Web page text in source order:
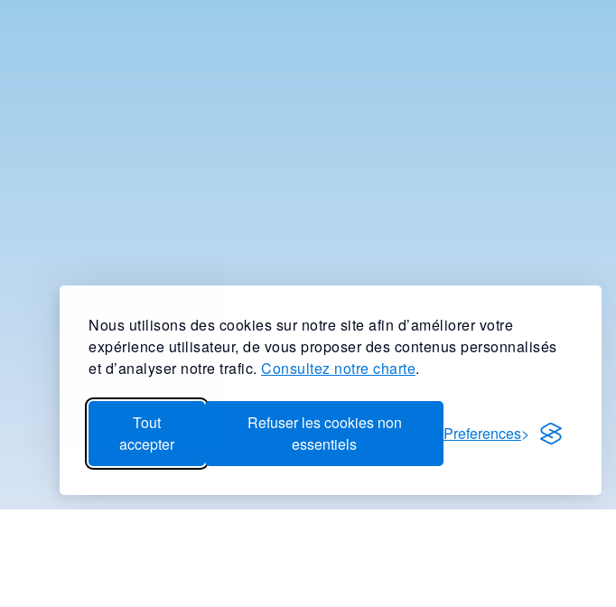
Nous utilisons des cookies sur notre site afin d’améliorer votre
expérience utilisateur, de vous proposer des contenus personnalisés
et d’analyser notre trafic. Consultez notre charte.
Tout
accepter
Refuser les cookies non
essentiels
Preferences